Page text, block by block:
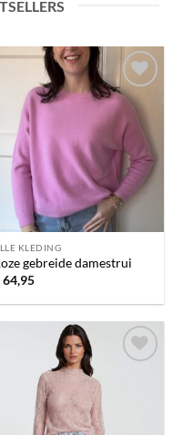
Toevoegen
aan
verlanglijst
KLEDING
gebreide damestrui
64,95
Toevoegen
verlanglijst